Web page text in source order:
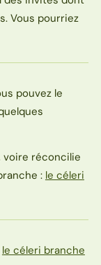
Vous pourriez
pouvez le
voire réconcilie
: le céleri
le céleri branche